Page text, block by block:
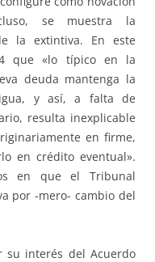
se muestra la
la extintiva. En este
que «lo típico en la
deuda mantenga la
y así, a falta de
resulta inexplicable
en firme,
en crédito eventual».
en que el Tribunal
por -mero- cambio del
su interés del Acuerdo